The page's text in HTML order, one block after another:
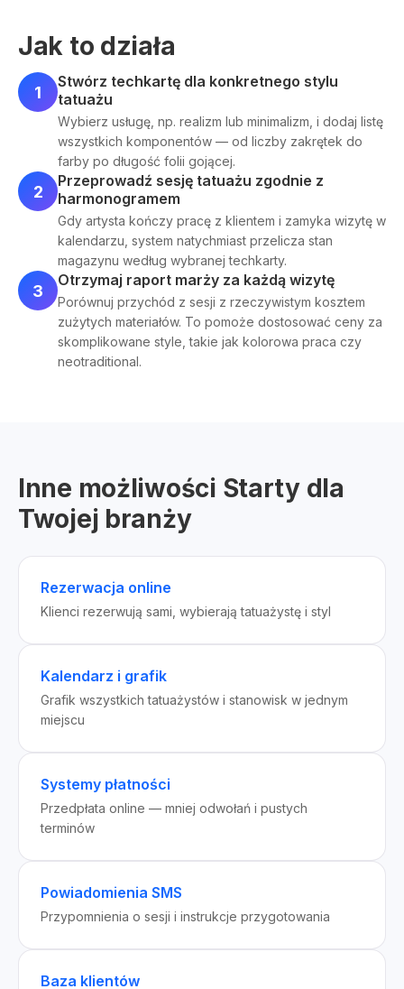
Jak to działa
1
Stwórz techkartę dla konkretnego stylu
tatuażu
Wybierz usługę, np. realizm lub minimalizm, i dodaj listę
wszystkich komponentów — od liczby zakrętek do
farby po długość folii gojącej.
2
Przeprowadź sesję tatuażu zgodnie z
harmonogramem
Gdy artysta kończy pracę z klientem i zamyka wizytę w
kalendarzu, system natychmiast przelicza stan
magazynu według wybranej techkarty.
3
Otrzymaj raport marży za każdą wizytę
Porównuj przychód z sesji z rzeczywistym kosztem
zużytych materiałów. To pomoże dostosować ceny za
skomplikowane style, takie jak kolorowa praca czy
neotraditional.
Inne możliwości Starty dla
Twojej branży
Rezerwacja online
Klienci rezerwują sami, wybierają tatuażystę i styl
Kalendarz i grafik
Grafik wszystkich tatuażystów i stanowisk w jednym
miejscu
Systemy płatności
Przedpłata online — mniej odwołań i pustych
terminów
Powiadomienia SMS
Przypomnienia o sesji i instrukcje przygotowania
Baza klientów